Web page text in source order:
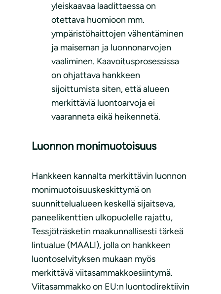
yleiskaavaa laadittaessa on
otettava huomioon mm.
ympäristöhaittojen vähentäminen
ja maiseman ja luonnonarvojen
vaaliminen. Kaavoitusprosessissa
on ohjattava hankkeen
sijoittumista siten, että alueen
merkittäviä luontoarvoja ei
vaaranneta eikä heikennetä.
Luonnon monimuotoisuus
Hankkeen kannalta merkittävin luonnon
monimuotoisuuskeskittymä on
suunnittelualueen keskellä sijaitseva,
paneelikenttien ulkopuolelle rajattu,
Tessjöträsketin maakunnallisesti tärkeä
lintualue (MAALI), jolla on hankkeen
luontoselvityksen mukaan myös
merkittävä viitasammakkoesiintymä.
Viitasammakko on EU:n luontodirektiivin